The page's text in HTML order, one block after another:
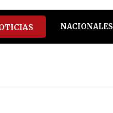
NACIONALES